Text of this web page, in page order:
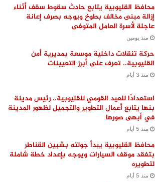
محافظ القليوبية يتابع حادث سقوط سقف أثناء
إزالة مبنى مخالف بطوخ ويوجه بصرف إعانة
عاجلة لأسرة العامل المتوفى
منذ يومين
حركة تنقلات داخلية موسعة بمديرية أمن
القليوبية.. تعرف على أبرز التعيينات
منذ 3 أيام
استعدادًا للعيد القومي للقليوبية.. رئيس مدينة
بنها يتابع أعمال التطوير والتجميل لظهور المدينة
في أبهى صورها
منذ 5 أيام
محافظ القليوبية يبدأ جولته بشبين القناطر
بتفقد موقف السيارات ويوجه بإعداد خطة شاملة
لتطويره
منذ 5 أيام